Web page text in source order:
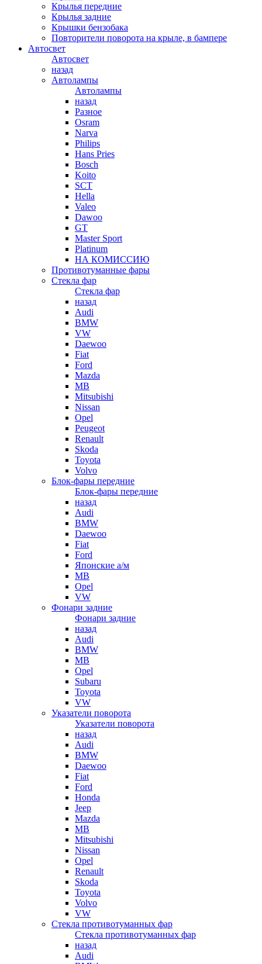
Крылья передние
Крылья задние
Крышки бензобака
Повторители поворота на крыле, в бампере
Автосвет
Автосвет
назад
Автолампы
Автолампы
назад
Разное
Osram
Narva
Philips
Hans Pries
Bosch
Koito
SCT
Hella
Valeo
Dawoo
GT
Master Sport
Platinum
НА КОМИССИЮ
Противотуманные фары
Стекла фар
Стекла фар
назад
Audi
BMW
VW
Daewoo
Fiat
Ford
Mazda
MB
Mitsubishi
Nissan
Opel
Peugeot
Renault
Skoda
Toyota
Volvo
Блок-фары передние
Блок-фары передние
назад
Audi
BMW
Daewoo
Fiat
Ford
Японские а/м
MB
Opel
VW
Фонари задние
Фонари задние
назад
Audi
BMW
MB
Opel
Subaru
Toyota
VW
Указатели поворота
Указатели поворота
назад
Audi
BMW
Daewoo
Fiat
Ford
Honda
Jeep
Mazda
MB
Mitsubishi
Nissan
Opel
Renault
Skoda
Toyota
Volvo
VW
Стекла противотуманных фар
Стекла противотуманных фар
назад
Audi